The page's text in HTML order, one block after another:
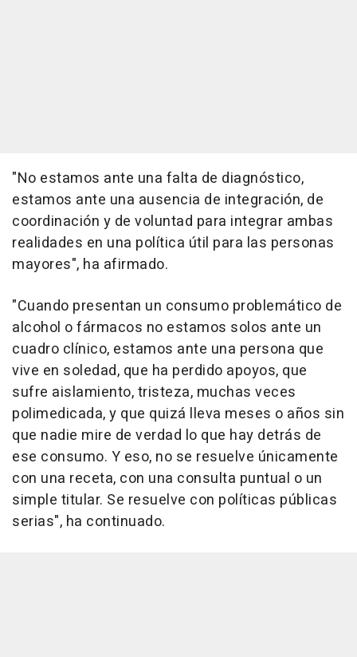
"No estamos ante una falta de diagnóstico,
estamos ante una ausencia de integración, de
coordinación y de voluntad para integrar ambas
realidades en una política útil para las personas
mayores", ha afirmado.
"Cuando presentan un consumo problemático de
alcohol o fármacos no estamos solos ante un
cuadro clínico, estamos ante una persona que
vive en soledad, que ha perdido apoyos, que
sufre aislamiento, tristeza, muchas veces
polimedicada, y que quizá lleva meses o años sin
que nadie mire de verdad lo que hay detrás de
ese consumo. Y eso, no se resuelve únicamente
con una receta, con una consulta puntual o un
simple titular. Se resuelve con políticas públicas
serias", ha continuado.